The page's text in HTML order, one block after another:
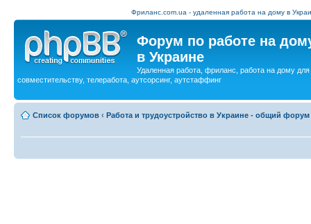
Фриланс.com.ua - удаленная работа на дому в
Форум по работе на
в Украине
Удаленная работа, фриланс, работа на дому
совместительству, телеработа, аутсорсинг, аутстаффинг
Список форумов ‹ Работа и трудоустройство в Украине - общий форум